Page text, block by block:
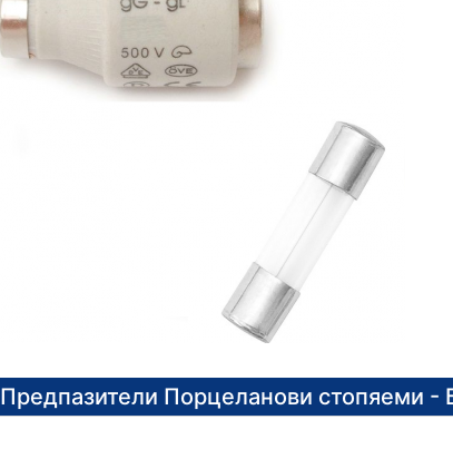
Предпазители Порцеланови стопяеми